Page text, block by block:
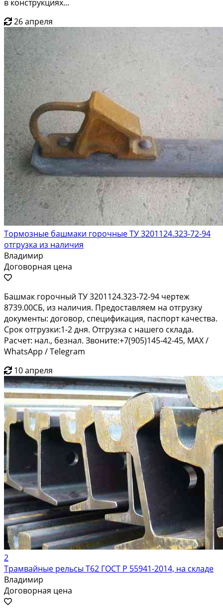
в конструкциях...
26 апреля
Тормозные башмаки горочные ТУ 3201124.323-72-94
отгрузка из наличия
Владимир
Договорная цена
Башмак горочный ТУ 3201124.323-72-94 чертеж
8739.00СБ, из наличия. Предоставляем на отгрузку
документы: договор, спецификация, паспорт качества.
Срок отгрузки:1-2 дня. Отгрузка с нашего склада.
Расчет: нал., безнал. Звоните:+7(905)145-42-45, MAX /
WhatsApp / Telegram
10 апреля
2
Трамвайные рельсы Т62 ГОСТ Р 55941-2014, на складе
Владимир
Договорная цена